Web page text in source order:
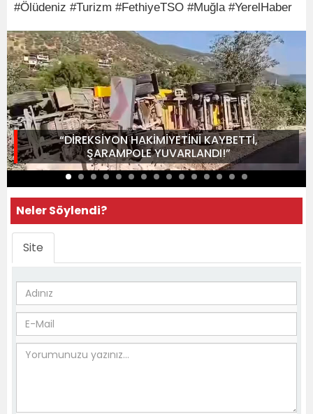
#Ölüdeniz #Turizm #FethiyeTSO #Muğla #YerelHaber
“DİREKSİYON HAKİMİYETİNİ KAYBETTİ,
ŞARAMPOLE YUVARLANDI!”
Neler Söylendi?
Site